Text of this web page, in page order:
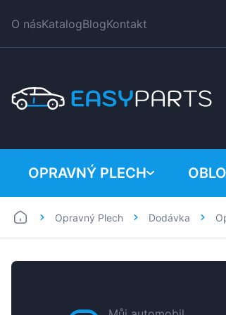
O násKatalogBlogKontakt
OPRAVNÝ PLECH
Auto
Opravný Plech Dodávka